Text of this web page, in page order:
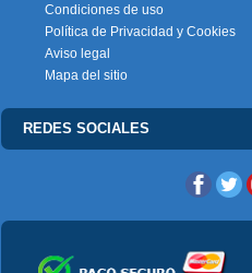
Condiciones de uso
Política de Privacidad y Cookies
Aviso legal
Mapa del sitio
REDES SOCIALES